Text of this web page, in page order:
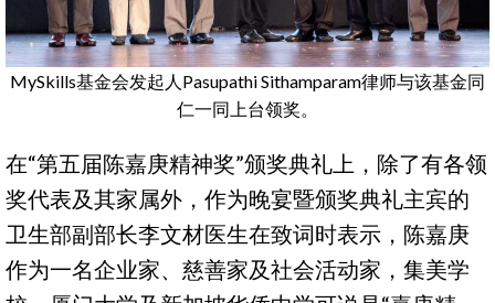
MySkills基金会发起人Pasupathi Sithamparam律师与该基金同
仁一同上台领奖。
在“第五届陈嘉庚精神奖”颁奖典礼上，除了有各领
奖代表及其家属外，作为晚宴暨颁奖典礼主宾的
卫生部副部长李文材医生在致词时表示，陈嘉庚
作为一名企业家、慈善家及社会活动家，集美学